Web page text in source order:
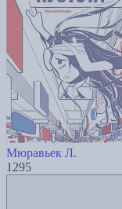
Мюравьек Л.
1295